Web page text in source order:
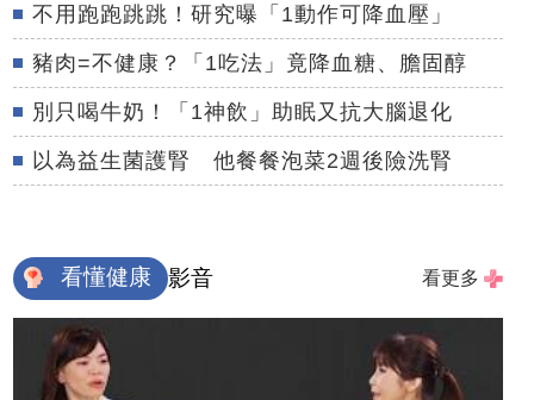
不用跑跑跳跳！研究曝「1動作可降血壓」
豬肉=不健康？「1吃法」竟降血糖、膽固醇
別只喝牛奶！「1神飲」助眠又抗大腦退化
以為益生菌護腎 他餐餐泡菜2週後險洗腎
看懂健康 影音 看更多